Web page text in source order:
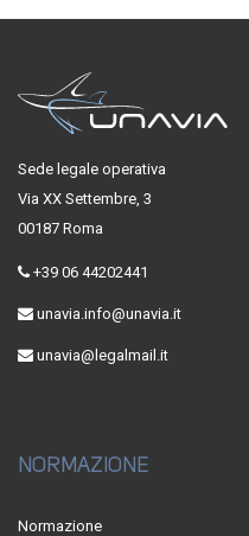
Sede legale operativa
Via XX Settembre, 3
00187 Roma
+39 06 44202441
unavia.info@unavia.it
unavia@legalmail.it
NORMAZIONE
Normazione